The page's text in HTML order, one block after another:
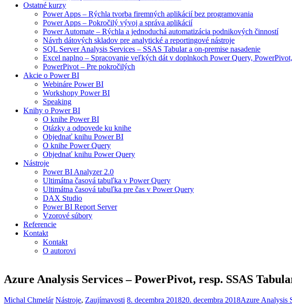
Ostatné kurzy
Power Apps – Rýchla tvorba firemných aplikácií bez programovania
Power Apps – Pokročilý vývoj a správa aplikácií
Power Automate – Rýchla a jednoduchá automatizácia podnikových činností
Návrh dátových skladov pre analytické a reportingové nástroje
SQL Server Analysis Services – SSAS Tabular a on-premise nasadenie
Excel naplno – Spracovanie veľkých dát v doplnkoch Power Query,
PowerPivot – Pre pokročilých
Akcie o Power BI
Webináre Power BI
Workshopy Power BI
Speaking
Knihy o Power BI
O knihe Power BI
Otázky a odpovede ku knihe
Objednať knihu Power BI
O knihe Power Query
Objednať knihu Power Query
Nástroje
Power BI Analyzer 2.0
Ultimátna časová tabuľka v Power Query
Ultimátna časová tabuľka pre čas v Power Query
DAX Studio
Power BI Report Server
Vzorové súbory
Referencie
Kontakt
Kontakt
O autorovi
Azure Analysis Services – PowerPivot, resp. SSAS
Michal Chmelár Nástroje, Zaujímavosti 8. decembra 201820. decembra 2018Azure Analysis